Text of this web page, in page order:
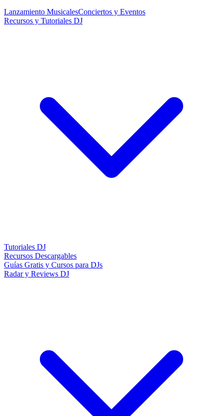
Lanzamiento MusicalesConciertos y Eventos
Recursos y Tutoriales DJ
Tutoriales DJ
Recursos Descargables
Guías Gratis y Cursos para DJs
Radar y Reviews DJ